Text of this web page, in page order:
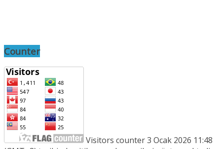
Counter
Visitors counter 3 Ocak 2026 11:48